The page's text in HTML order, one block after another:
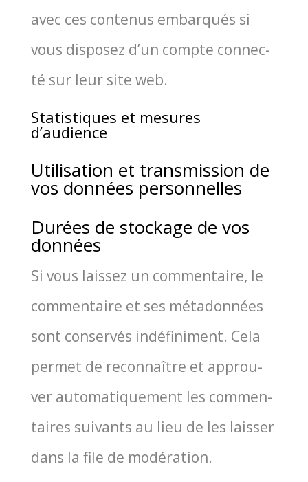
avec ces conte­nus embar­qués si
vous dis­po­sez d’un compte connec­
té sur leur site web.
Statistiques et mesures
d’audience
Utilisation et transmission de
vos données personnelles
Durées de stockage de vos
données
Si vous lais­sez un com­men­taire, le
com­men­taire et ses méta­don­nées
sont conser­vés indé­fi­ni­ment. Cela
per­met de recon­naître et approu­
ver auto­ma­ti­que­ment les com­men­
taires sui­vants au lieu de les lais­ser
dans la file de modé­ra­tion.